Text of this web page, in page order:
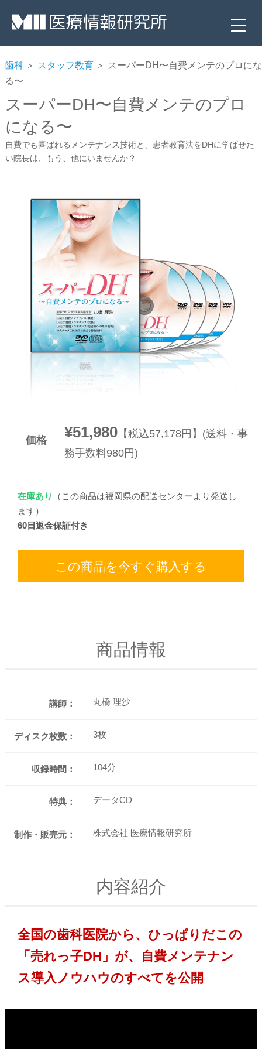
歯科 ＞ スタッフ教育 ＞ スーパーDH〜自費メンテのプロにな
る〜
スーパーDH〜自費メンテのプロ
になる〜
自費でも喜ばれるメンテナンス技術と、患者教育法をDHに学ばせた
い院長は、もう、他にいませんか？
価格 ¥51,980【税込57,178円】(送料・事
務手数料980円)
在庫あり
（この商品は福岡県の配送センターより発送し
ます）
60日返金保証付き
この商品を今すぐ購入する
商品情報
講師： 丸橋 理沙
ディスク枚数： 3枚
収録時間： 104分
特典： データCD
制作・販売元： 株式会社 医療情報研究所
内容紹介
全国の歯科医院から、ひっぱりだこの
「売れっ子DH」が、自費メンテナン
ス導入ノウハウのすべてを公開
▼